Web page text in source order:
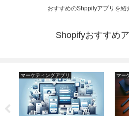
おすすめのShppifyアプリを紹
Shopifyおすすめ
マーケティングアプリ マー